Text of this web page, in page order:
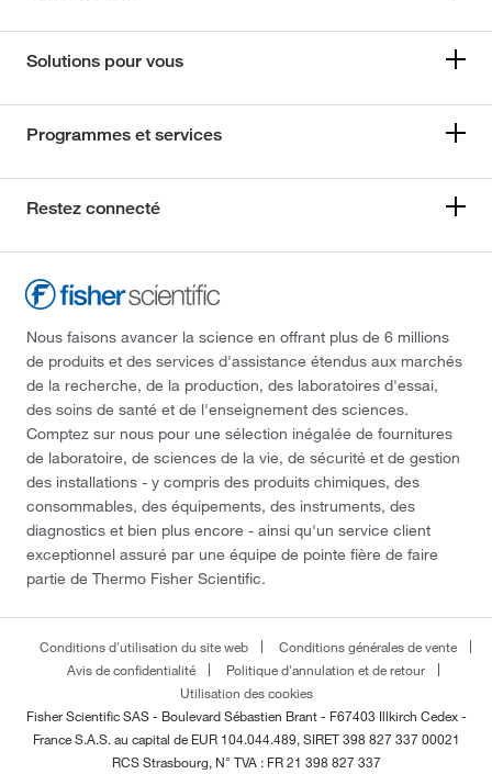
Solutions pour vous
Programmes et services
Restez connecté
Nous faisons avancer la science en offrant plus de 6 millions
de produits et des services d'assistance étendus aux marchés
de la recherche, de la production, des laboratoires d'essai,
des soins de santé et de l'enseignement des sciences.
Comptez sur nous pour une sélection inégalée de fournitures
de laboratoire, de sciences de la vie, de sécurité et de gestion
des installations - y compris des produits chimiques, des
consommables, des équipements, des instruments, des
diagnostics et bien plus encore - ainsi qu'un service client
exceptionnel assuré par une équipe de pointe fière de faire
partie de Thermo Fisher Scientific.
Conditions d'utilisation du site web
Conditions générales de vente
Avis de confidentialité
Politique d'annulation et de retour
Utilisation des cookies
Fisher Scientific SAS - Boulevard Sébastien Brant - F67403 Illkirch Cedex -
FranceS.A.S. au capital de EUR 104.044.489, SIRET 398 827 337 00021
RCS Strasbourg, N° TVA : FR 21 398 827 337